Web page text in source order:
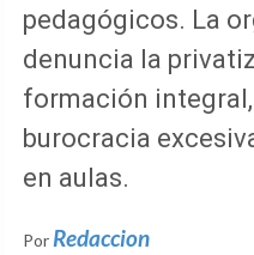
pedagógicos. La
denuncia la
formación
burocracia
en aulas.
Por Redaccion